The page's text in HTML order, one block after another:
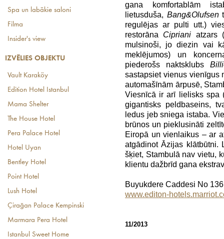
Spa un labākie saloni
Filma
Insider's view
IZVĒLIES OBJEKTU
Vault Karaköy
Edition Hotel Istanbul
Mama Shelter
The House Hotel
Pera Palace Hotel
Hotel Uyan
Bentley Hotel
Point Hotel
Lush Hotel
Çirağan Palace Kempinski
Marmara Pera Hotel
Istanbul Sweet Home
gana komfortablām
lietusduša, Bang&Olufsen
regulējas ar pulti utt.)
restorāna Cipriani atzars
mulsinoši, jo diezin vai
meklējumos) un
piederošs naktsklubs
sastapsiet vienus vienīgus
automašīnām ārpusē,
Viesnīcā ir arī lielisks spa
gigantisks peldbaseins,
ledus jeb sniega istaba.
brūnos un pieklusināti
Eiropā un vienlaikus – ar
atgādinot Āzijas klātbūtni.
šķiet, Stambulā nav vietu,
klientu dažbrīd gana
Buyukdere Caddesi No
www.editon-
11/2013